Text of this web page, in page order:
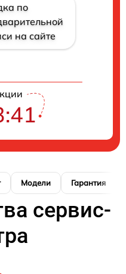
по
на сайте
Модели Гарантия
сервис-